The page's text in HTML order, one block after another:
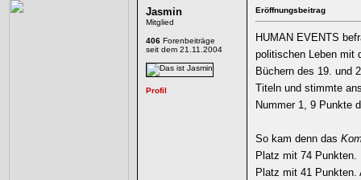
Jasmin
Mitglied
406 Forenbeiträge
seit dem 21.11.2004
Eröffnungsbeitrag
HUMAN EVENTS
politischen Leben mit
Büchern des 19. und
Titeln und stimmte
Nummer 1, 9 Punkte
So kam denn das
Platz mit 74
Platz mit 41